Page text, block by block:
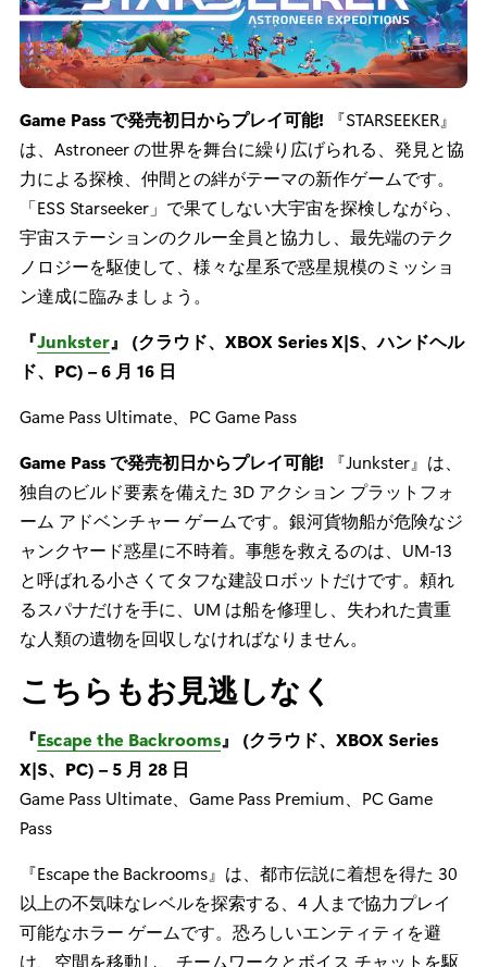
Game Passで発売初日からプレイ可能!
『STARSEEKER』
は、Astroneer の世界を舞台に繰り広げられる、発見と協
力による探検、仲間との絆がテーマの新作ゲームです。
「ESS Starseeker」で果てしない大宇宙を探検しながら、
宇宙ステーションのクルー全員と協力し、最先端のテク
ノロジーを駆使して、様々な星系で惑星規模のミッショ
ン達成に臨みましょう。
『Junkster』 (クラウド、XBOX Series X|S、ハンドヘル
ド、PC) – 6 月 16 日
Game Pass Ultimate、PC Game Pass
Game Pass で発売初日からプレイ可能!
『Junkster』は、
独自のビルド要素を備えた 3D アクション プラットフォ
ーム アドベンチャー ゲームです。銀河貨物船が危険なジ
ャンクヤード惑星に不時着。事態を救えるのは、UM-13
と呼ばれる小さくてタフな建設ロボットだけです。頼れ
るスパナだけを手に、UM は船を修理し、失われた貴重
な人類の遺物を回収しなければなりません。
こちらもお見逃しなく
『Escape the Backrooms』 (クラウド、XBOX Series
X|S、PC) – 5 月 28 日
Game Pass Ultimate、Game Pass Premium、PC Game
Pass
『Escape the Backrooms』は、都市伝説に着想を得た 30
以上の不気味なレベルを探索する、4 人まで協力プレイ
可能なホラー ゲームです。恐ろしいエンティティを避
け、空間を移動し、チームワークとボイス チャットを駆